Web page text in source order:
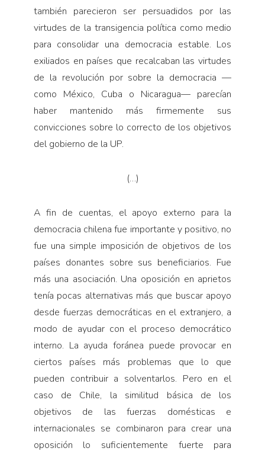
también parecieron ser persuadidos por las
virtudes de la transigencia política como medio
para consolidar una democracia estable. Los
exiliados en países que recalcaban las virtudes
de la revolución por sobre la democracia —
como México, Cuba o Nicaragua— parecían
haber mantenido más firmemente sus
convicciones sobre lo correcto de los objetivos
del gobierno de la UP.
(…)
A fin de cuentas, el apoyo externo para la
democracia chilena fue importante y positivo, no
fue una simple imposición de objetivos de los
países donantes sobre sus beneficiarios. Fue
más una asociación. Una oposición en aprietos
tenía pocas alternativas más que buscar apoyo
desde fuerzas democráticas en el extranjero, a
modo de ayudar con el proceso democrático
interno. La ayuda foránea puede provocar en
ciertos países más problemas que lo que
pueden contribuir a solventarlos. Pero en el
caso de Chile, la similitud básica de los
objetivos de las fuerzas domésticas e
internacionales se combinaron para crear una
oposición lo suficientemente fuerte para